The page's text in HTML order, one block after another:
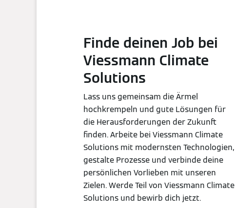
Finde deinen Job bei
Viessmann Climate
Solutions
Lass uns gemeinsam die Ärmel
hochkrempeln und gute Lösungen für
die Herausforderungen der Zukunft
finden. Arbeite bei Viessmann Climate
Solutions mit modernsten Technologien,
gestalte Prozesse und verbinde deine
persönlichen Vorlieben mit unseren
Zielen. Werde Teil von Viessmann Climate
Solutions und bewirb dich jetzt.